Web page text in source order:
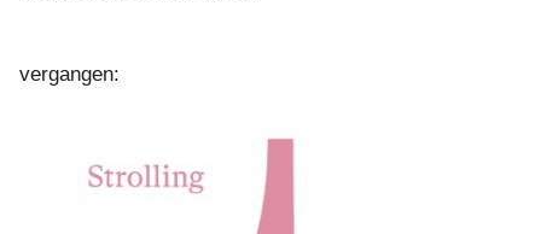
vergangen: